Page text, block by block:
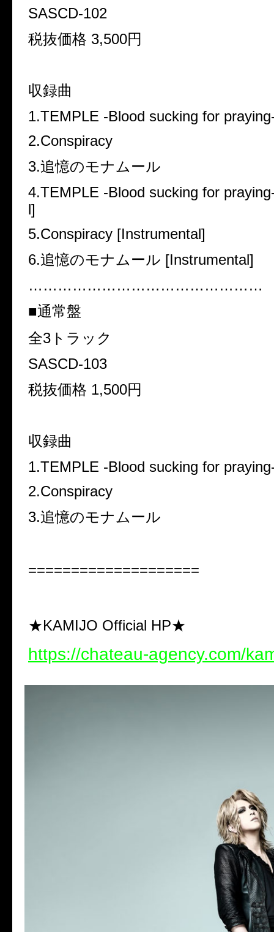
SASCD-102
税抜価格 3,500円
収録曲
1.TEMPLE -Blood sucking for
2.Conspiracy
3.追憶のモナムール
4.TEMPLE -Blood sucking for
l]
5.Conspiracy [Instrumental]
6.追憶のモナムール [Instrumental]
…………………………………………
■通常盤
全3トラック
SASCD-103
税抜価格 1,500円
収録曲
1.TEMPLE -Blood sucking for
2.Conspiracy
3.追憶のモナムール
====================
★KAMIJO Official HP★
https://chateau-agency.com/